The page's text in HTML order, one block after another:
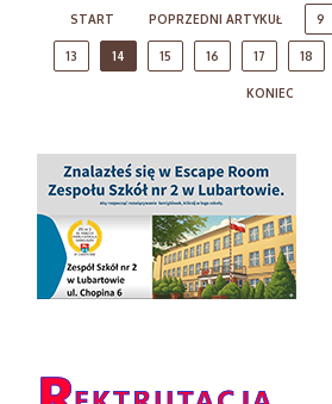
START POPRZEDNI ARTYKUŁ 9
13 14 15 16 17 18
KONIEC